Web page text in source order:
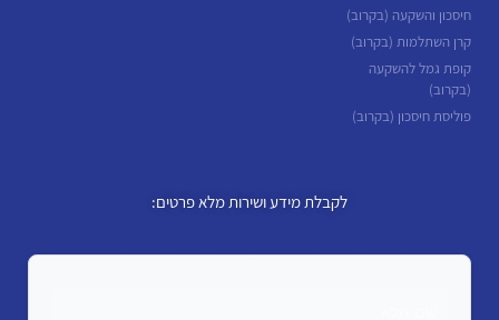
חיסכון והשקעה (בקרוב)
קרן השתלמות (בקרוב)
קופת גמל להשקעה
(בקרוב)
פוליסת חיסכון (בקרוב)
לקבלת מידע ושירות מלא פרטים: